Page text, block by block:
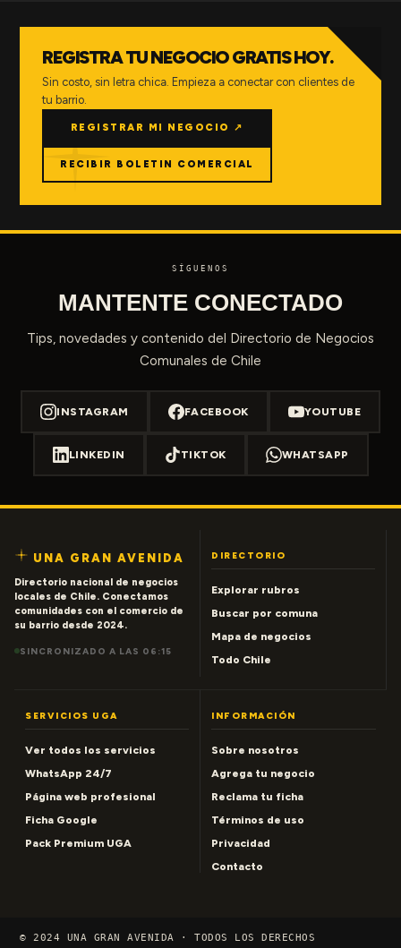
REGISTRA TU NEGOCIO GRATIS HOY.
Sin costo, sin letra chica. Empieza a conectar con clientes de
tu barrio.
REGISTRAR MI NEGOCIO ↗
RECIBIR BOLETIN COMERCIAL
SÍGUENOS
MANTENTE CONECTADO
Tips, novedades y contenido del Directorio de Negocios
Comunales de Chile
INSTAGRAM FACEBOOK YOUTUBE
LINKEDIN TIKTOK WHATSAPP
UNA GRAN AVENIDA
Directorio nacional de negocios
locales de Chile. Conectamos
comunidades con el comercio de
su barrio desde 2024.
SINCRONIZADO A LAS 06:15
DIRECTORIO
Explorar rubros
Buscar por comuna
Mapa de negocios
Todo Chile
SERVICIOS UGA
Ver todos los servicios
WhatsApp 24/7
Página web profesional
Ficha Google
Pack Premium UGA
INFORMACIÓN
Sobre nosotros
Agrega tu negocio
Reclama tu ficha
Términos de uso
Privacidad
Contacto
© 2024 UNA GRAN AVENIDA · TODOS LOS DERECHOS